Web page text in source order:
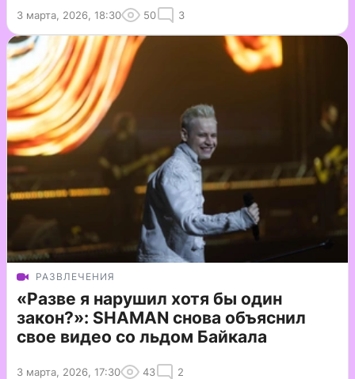
3 марта, 2026, 18:30 50 3
РАЗВЛЕЧЕНИЯ
«Разве я нарушил хотя бы один
закон?»: SHAMAN снова объяснил
свое видео со льдом Байкала
3 марта, 2026, 17:30 43 2